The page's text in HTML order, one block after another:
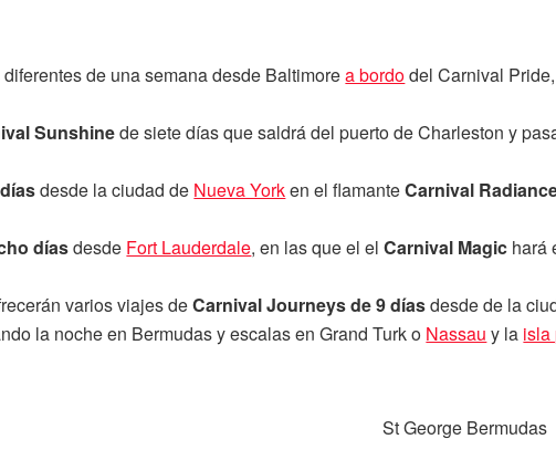
diferentes de una semana desde Baltimorea bordodel Carnival
Sunshinede siete días que saldrá del puerto de Charleston y
desde la ciudad de Nueva Yorken el flamanteCarnival
díasdesde Fort Lauderdale, en las que el elCarnival Magic hará
varios viajes deCarnival Journeys de 9 díasdesde de la
la noche en Bermudas y escalas en Grand Turk o Nassau y la isla